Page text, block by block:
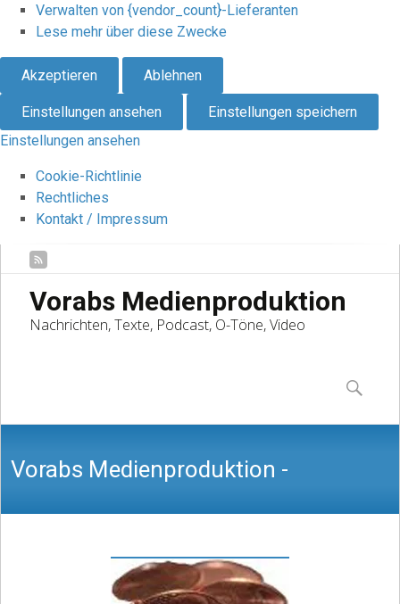
Verwalten von {vendor_count}-Lieferanten
Lese mehr über diese Zwecke
Akzeptieren Ablehnen
Einstellungen ansehen
Einstellungen speichern
Einstellungen ansehen
Cookie-Richtlinie
Rechtliches
Kontakt / Impressum
Vorabs Medienproduktion
Nachrichten, Texte, Podcast, O-Töne, Video
content
Suchen
nach:
Vorabs Medienproduktion -
Nachrichten, Texte, Podcast, O-Töne,